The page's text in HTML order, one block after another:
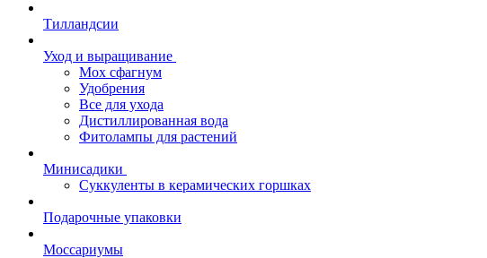
Тилландсии
Уход и выращивание
Мох сфагнум
Удобрения
Все для ухода
Дистиллированная вода
Фитолампы для растений
Минисадики
Суккуленты в керамических горшках
Подарочные упаковки
Моссариумы